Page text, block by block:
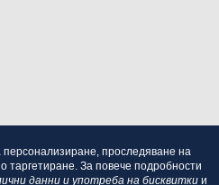
персонализиране, проследяване на
таргетиране. За повече подробности
данни и употреба на бисквитки и